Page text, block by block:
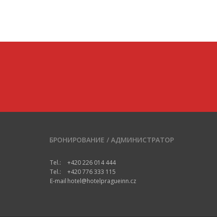
БРОНИРОВАНИЕ / АДМИНИСТРАТОР
Tel.:
+420 226 014 444
Tel.:
+420 776 333 115
E-mail hotel@hotelpragueinn.cz